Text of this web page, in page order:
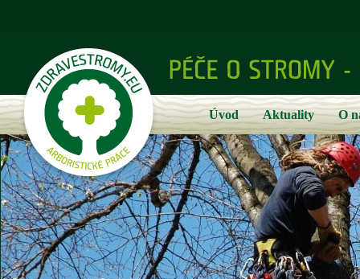
Úvod Aktuality O